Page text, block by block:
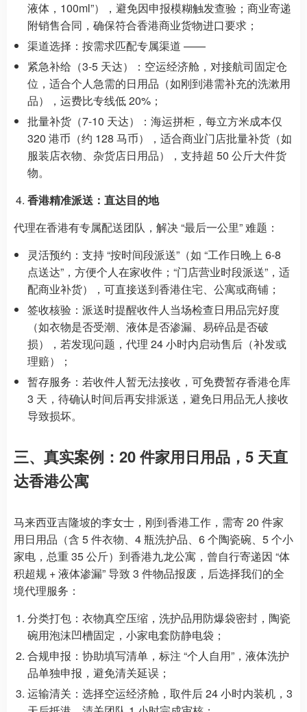
液体，100ml”），避免因申报模糊触发查验；商业寄递
附销售合同，确保符合香港商业货物进口要求；
渠道选择：按需求匹配专属渠道 ——
紧急补给（3-5 天达）：空运经济舱，对接航司固定仓
位，适合个人急需的日用品（如刚到港需补充的洗漱用
品），运费比专线低 20%；
批量补货（7-10 天达）：海运拼柜，每立方米成本仅
320 港币（约 128 马币），适合商业门店批量补货（如
服装店衣物、杂货店日用品），支持超 50 公斤大件货
物。
香港精准派送：直达目的地
代理在香港有专属配送团队，解决 “最后一公里” 难题：
灵活预约：支持 “按时间段派送”（如 “工作日晚上 6-8
点送达”，方便个人在家收件；“门店营业时段派送”，适
配商业补货），可直接送到香港住宅、公寓或商铺；
签收核验：派送时提醒收件人当场检查日用品完好度
（如衣物是否受潮、液体是否渗漏、易碎品是否破
损），若发现问题，代理 24 小时内启动售后（补发或
理赔）；
暂存服务：若收件人暂无法接收，可免费暂存香港仓库
3 天，待确认时间后再安排派送，避免日用品无人接收
导致损坏。
三、真实案例：20 件家用日用品，5 天直
达香港公寓
马来西亚吉隆坡的李女士，刚到香港工作，需寄 20 件家
用日用品（含 5 件衣物、4 瓶洗护品、6 个陶瓷碗、5 个小
家电，总重 35 公斤）到香港九龙公寓，曾自行寄递因 “体
积超规 + 液体渗漏” 导致 3 件物品报废，后选择我们的全
境代理服务：
分类打包：衣物真空压缩，洗护品用防爆袋密封，陶瓷
碗用泡沫凹槽固定，小家电套防静电袋；
合规申报：协助填写清单，标注 “个人自用”，液体洗护
品单独申报，避免清关延误；
运输清关：选择空运经济舱，取件后 24 小时内装机，3